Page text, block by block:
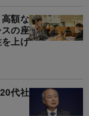
額な
の座
上げ
代社